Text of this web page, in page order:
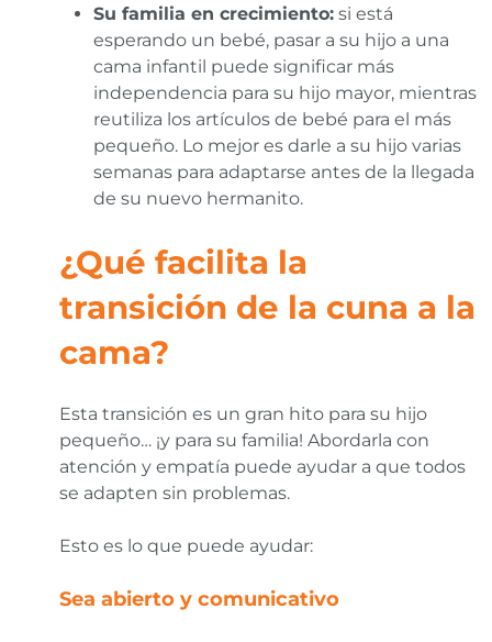
Su familia en crecimiento:si está
esperando un bebé, pasar a su hijo a una
cama infantil puede significar más
independencia para su hijo mayor, mientras
reutiliza los artículos de bebé para el más
pequeño. Lo mejor es darle a su hijo varias
semanas para adaptarse antes de la llegada
de su nuevo hermanito.
¿Qué facilita la
transición de la cuna a la
cama?
Esta transición es un gran hito para su hijo
pequeño… ¡y para su familia! Abordarla con
atención y empatía puede ayudar a que todos
se adapten sin problemas.
Esto es lo que puede ayudar:
Sea abierto y comunicativo